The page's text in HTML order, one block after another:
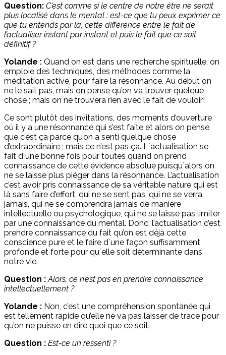
Question: C’est comme si le centre de notre être ne serait
plus localisé dans le mental : est-ce que tu peux exprimer ce
que tu entends par là, cette différence entre le fait de
l’actualiser instant par instant et puis le fait que ce soit
définitif ?
Yolande : Quand on est dans une recherche spirituelle, on
emploie des techniques, des méthodes comme la
méditation active, pour faire la résonnance. Au début on
ne le sait pas, mais on pense qu’on va trouver quelque
chose ; mais on ne trouvera rien avec le fait de vouloir!
Ce sont plutôt des invitations, des moments d’ouverture
où il y a une résonnance qui s’est faite et alors on pense
que c’est ça parce qu’on a senti quelque chose
d’extraordinaire ; mais ce n’est pas ça. L´actualisation se
fait d´une bonne fois pour toutes quand on prend
connaissance de cette évidence absolue puisqu´alors on
ne se laisse plus piéger dans la résonnance. L’actualisation
c’est avoir pris connaissance de sa véritable nature qui est
là sans faire d’effort, qui ne se sent pas, qui ne se verra
jamais, qui ne se comprendra jamais de manière
intellectuelle ou psychologique, qui ne se laisse pas limiter
par une connaissance du mental. Donc, l’actualisation c’est
prendre connaissance du fait qu’on est déjà cette
conscience pure et le faire d´une façon suffisamment
profonde et forte pour qu´elle soit déterminante dans
notre vie.
Question : Alors, ce n’est pas en prendre connaissance
intellectuellement ?
Yolande : Non, c’est une compréhension spontanée qui
est tellement rapide qu’elle ne va pas laisser de trace pour
qu’on ne puisse en dire quoi que ce soit.
Question : Est-ce un ressenti ?